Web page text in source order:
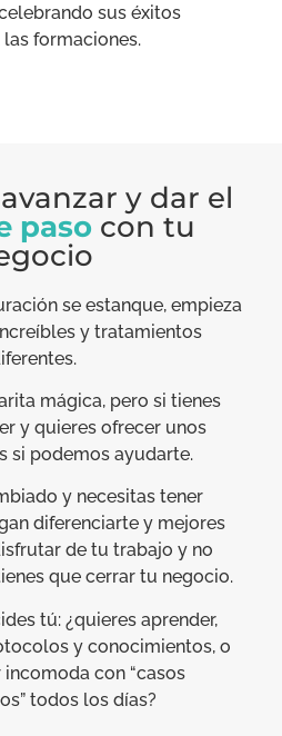
sus éxitos
las formaciones.
y dar el
paso con tu
se estanque, empieza
y tratamientos
mágica, pero si tienes
y quieres ofrecer unos
si podemos ayudarte.
y necesitas tener
diferenciarte y mejores
de tu trabajo y no
que cerrar tu negocio.
tú: ¿quieres aprender,
y conocimientos, o
con “casos
todos los días?